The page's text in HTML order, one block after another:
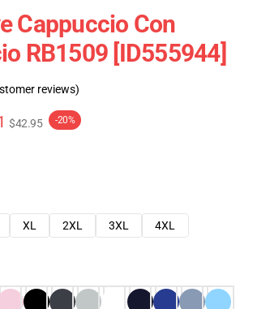
Cappuccio Con
RB1509 [ID555944]
reviews)
$42.95 -20%
XL 2XL 3XL
4XL